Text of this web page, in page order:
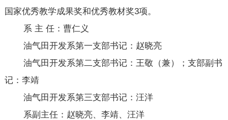
国家优秀教学成果奖和优秀教材奖3项。
系 主 任：曹仁义
油气田开发系第一支部书记：赵晓亮
油气田开发系第二支部书记：王敬（兼）；支部副书
记：李靖
油气田开发系第三支部书记：汪洋
系副主任：赵晓亮、李靖、汪洋